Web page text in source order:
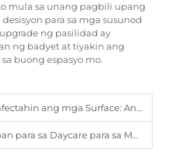
mula sa unang pagbili upang
para sa mga susunod
ng pasilidad ay
ng badyet at tiyakin ang
buong espasyo mo.
na Materyales para sa mga Kasangkapan ng Nursery sa mga Setting ng Pangkat na Pangangalaga
Grupo ng Magkakaibang Edad: Mga Flexible na Solusyon na Angkop sa Lahat